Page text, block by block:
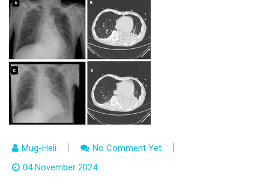
Mug-Heli
No Comment Yet
04 November 2024